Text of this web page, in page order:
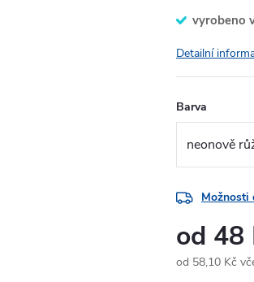
vyrobeno
Detailní
Barva
Možnosti
od 48
od 58,10 Kč